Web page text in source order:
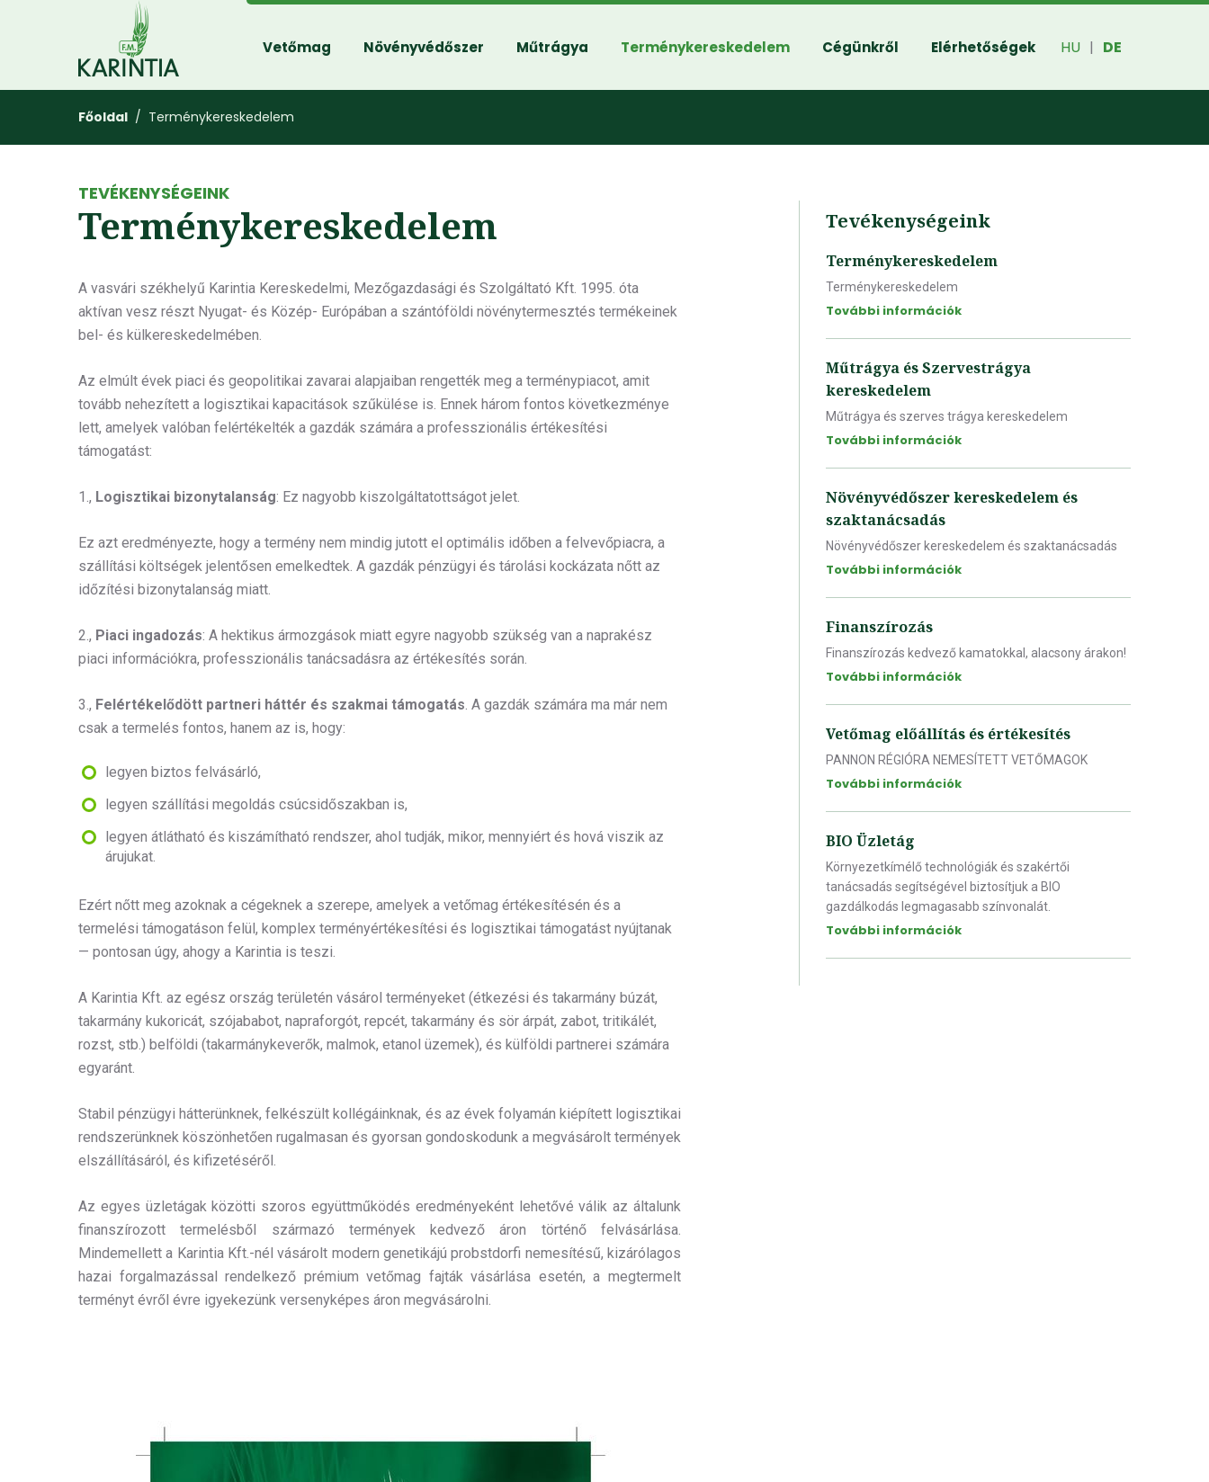
Vetőmag Növényvédőszer Műtrágya Terménykereskedelem Cégünkről Elérhetőségek HU | DE
Főoldal / Terménykereskedelem
TEVÉKENYSÉGEINK
Terménykereskedelem
A vasvári székhelyű Karintia Kereskedelmi, Mezőgazdasági és Szolgáltató Kft. 1995. óta
aktívan vesz részt Nyugat- és Közép- Európában a szántóföldi növénytermesztés termékeinek
bel- és külkereskedelmében.
Az elmúlt évek piaci és geopolitikai zavarai alapjaiban rengették meg a terménypiacot, amit
tovább nehezített a logisztikai kapacitások szűkülése is. Ennek három fontos következménye
lett, amelyek valóban felértékelték a gazdák számára a professzionális értékesítési
támogatást:
1., Logisztikai bizonytalanság: Ez nagyobb kiszolgáltatottságot jelet.
Ez azt eredményezte, hogy a termény nem mindig jutott el optimális időben a felvevőpiacra, a
szállítási költségek jelentősen emelkedtek. A gazdák pénzügyi és tárolási kockázata nőtt az
időzítési bizonytalanság miatt.
2., Piaci ingadozás: A hektikus ármozgások miatt egyre nagyobb szükség van a naprakész
piaci információkra, professzionális tanácsadásra az értékesítés során.
3., Felértékelődött partneri háttér és szakmai támogatás. A gazdák számára ma már nem
csak a termelés fontos, hanem az is, hogy:
legyen biztos felvásárló,
legyen szállítási megoldás csúcsidőszakban is,
legyen átlátható és kiszámítható rendszer, ahol tudják, mikor, mennyiért és hová viszik az
árujukat.
Ezért nőtt meg azoknak a cégeknek a szerepe, amelyek a vetőmag értékesítésén és a
termelési támogatáson felül, komplex terményértékesítési és logisztikai támogatást nyújtanak
— pontosan úgy, ahogy a Karintia is teszi.
A Karintia Kft. az egész ország területén vásárol terményeket (étkezési és takarmány búzát,
takarmány kukoricát, szójababot, napraforgót, repcét, takarmány és sör árpát, zabot, tritikálét,
rozst, stb.) belföldi (takarmánykeverők, malmok, etanol üzemek), és külföldi partnerei számára
egyaránt.
Stabil pénzügyi hátterünknek, felkészült kollégáinknak, és az évek folyamán kiépített logisztikai
rendszerünknek köszönhetően rugalmasan és gyorsan gondoskodunk a megvásárolt termények
elszállításáról, és kifizetéséről.
Az egyes üzletágak közötti szoros együttműködés eredményeként lehetővé válik az általunk
finanszírozott termelésből származó termények kedvező áron történő felvásárlása.
Mindemellett a Karintia Kft.-nél vásárolt modern genetikájú probstdorfi nemesítésű, kizárólagos
hazai forgalmazással rendelkező prémium vetőmag fajták vásárlása esetén, a megtermelt
terményt évről évre igyekezünk versenyképes áron megvásárolni.
Tevékenységeink
Terménykereskedelem
Terménykereskedelem
További információk
Műtrágya és Szervestrágya
kereskedelem
Műtrágya és szerves trágya kereskedelem
További információk
Növényvédőszer kereskedelem és
szaktanácsadás
Növényvédőszer kereskedelem és szaktanácsadás
További információk
Finanszírozás
Finanszírozás kedvező kamatokkal, alacsony árakon!
További információk
Vetőmag előállítás és értékesítés
PANNON RÉGIÓRA NEMESÍTETT VETŐMAGOK
További információk
BIO Üzletág
Környezetkímélő technológiák és szakértői
tanácsadás segítségével biztosítjuk a BIO
gazdálkodás legmagasabb színvonalát.
További információk